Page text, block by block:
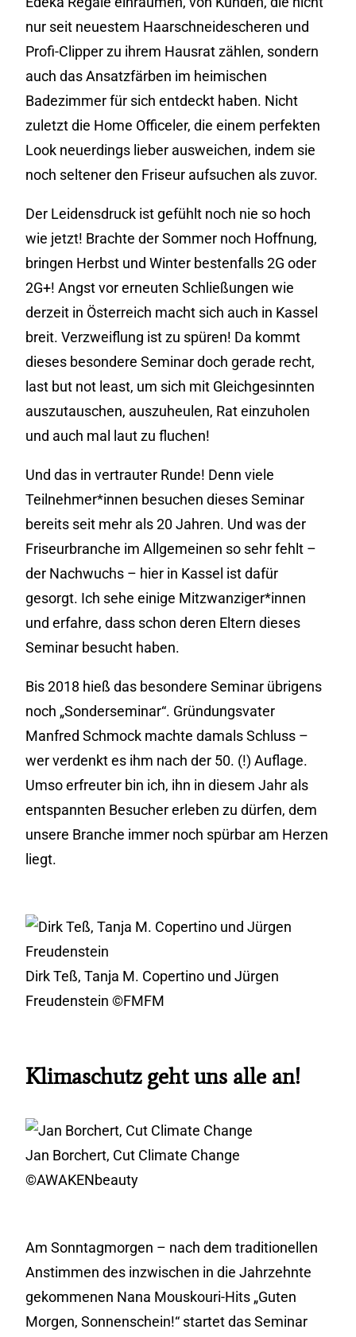
nur seit neuestem Haarschneidescheren und
Profi-Clipper zu ihrem Hausrat zählen, sondern
auch das Ansatzfärben im heimischen
Badezimmer für sich entdeckt haben. Nicht
zuletzt die Home Officeler, die einem perfekten
Look neuerdings lieber ausweichen, indem sie
noch seltener den Friseur aufsuchen als zuvor.
Der Leidensdruck ist gefühlt noch nie so hoch
wie jetzt! Brachte der Sommer noch Hoffnung,
bringen Herbst und Winter bestenfalls 2G oder
2G+! Angst vor erneuten Schließungen wie
derzeit in Österreich macht sich auch in Kassel
breit. Verzweiflung ist zu spüren! Da kommt
dieses besondere Seminar doch gerade recht,
last but not least, um sich mit Gleichgesinnten
auszutauschen, auszuheulen, Rat einzuholen
und auch mal laut zu fluchen!
Und das in vertrauter Runde! Denn viele
Teilnehmer*innen besuchen dieses Seminar
bereits seit mehr als 20 Jahren. Und was der
Friseurbranche im Allgemeinen so sehr fehlt –
der Nachwuchs – hier in Kassel ist dafür
gesorgt. Ich sehe einige Mitzwanziger*innen
und erfahre, dass schon deren Eltern dieses
Seminar besucht haben.
Bis 2018 hieß das besondere Seminar übrigens
noch „Sonderseminar“. Gründungsvater
Manfred Schmock machte damals Schluss –
wer verdenkt es ihm nach der 50. (!) Auflage.
Umso erfreuter bin ich, ihn in diesem Jahr als
entspannten Besucher erleben zu dürfen, dem
unsere Branche immer noch spürbar am Herzen
liegt.
Dirk Teß, Tanja M. Copertino und Jürgen
Freudenstein ©FMFM
Klimaschutz geht uns alle an!
Jan Borchert, Cut Climate Change
©AWAKENbeauty
Am Sonntagmorgen – nach dem traditionellen
Anstimmen des inzwischen in die Jahrzehnte
gekommenen Nana Mouskouri-Hits „Guten
Morgen, Sonnenschein!“ startet das Seminar